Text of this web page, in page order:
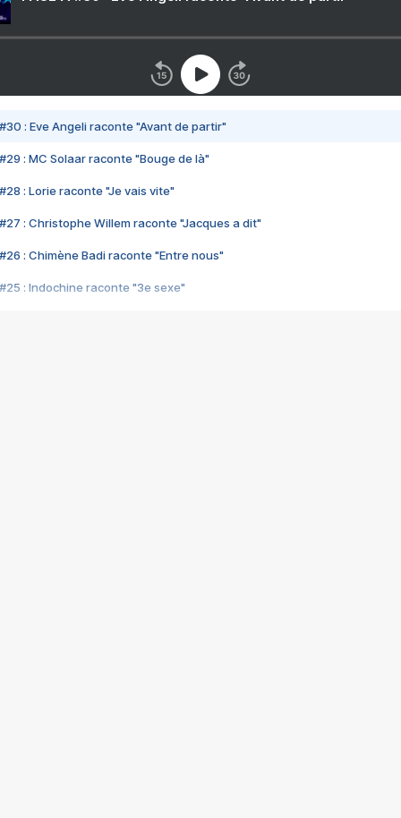
#30 : Eve Angeli raconte "Avant de partir"
#29 : MC Solaar raconte "Bouge de là"
#28 : Lorie raconte "Je vais vite"
#27 : Christophe Willem raconte "Jacques a dit"
#26 : Chimène Badi raconte "Entre nous"
#25 : Indochine raconte "3e sexe"